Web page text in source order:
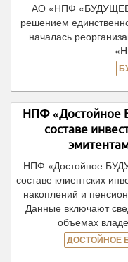
АО «НПФ «БУДУЩЕЕ»
решением
началась
НПФ «Достойное
составе
НПФ «Достойное
составе клиентских
накоплений и
Данные включают
объемах
ДОСТОЙНОЕ